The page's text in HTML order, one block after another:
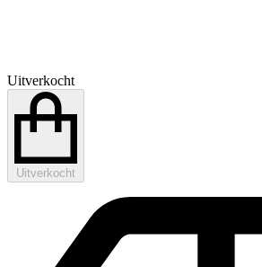
Uitverkocht
Uitverkocht